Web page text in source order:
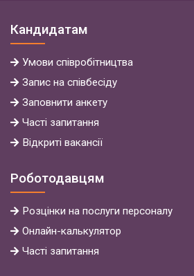
Кандидатам
Умови співробітництва
Запис на співбесіду
Заповнити анкету
Часті запитання
Відкриті вакансії
Роботодавцям
Розцінки на послуги персоналу
Онлайн-калькулятор
Часті запитання